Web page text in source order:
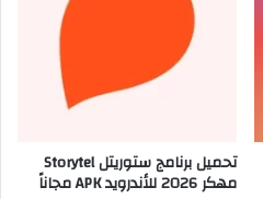
تحميل برنامج ستوريتل Storytel
مهكر 2026 للأندرويد APK مجاناً